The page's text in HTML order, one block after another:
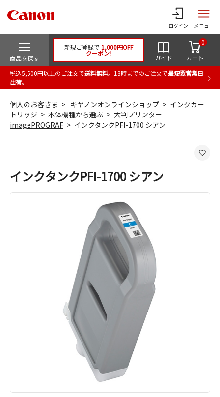
ログイン メニュー
商品を探す
新規ご登録で 1,000円OFF
クーポン!
ガイド カート
0
税込5,500円以上のご注文で送料無料。13時までのご注文で最短翌営業日
出荷。
個人のお客さま キヤノンオンラインショップ
インクカー
トリッジ
本体機種から選ぶ
大判プリンター
imagePROGRAF
インクタンクPFI-1700 シアン
インクタンクPFI-1700 シアン